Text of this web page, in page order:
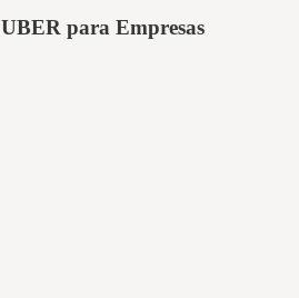
para Empresas